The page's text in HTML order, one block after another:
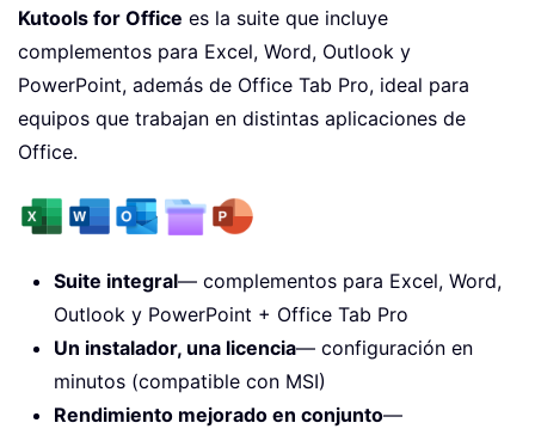
Kutools for Office es la suite que incluye
complementos para Excel, Word, Outlook y
PowerPoint, además de Office Tab Pro, ideal para
equipos que trabajan en distintas aplicaciones de
Office.
Suite integral— complementos para Excel, Word,
Outlook y PowerPoint + Office Tab Pro
Un instalador, una licencia— configuración en
minutos (compatible con MSI)
Rendimiento mejorado en conjunto—